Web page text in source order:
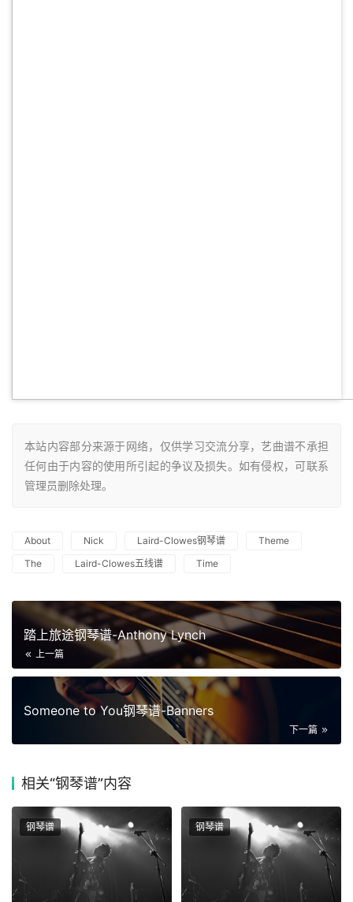
本站内容部分来源于网络，仅供学习交流分享，艺曲谱不承担
任何由于内容的使用所引起的争议及损失。如有侵权，可联系
管理员删除处理。
About Nick Laird-Clowes钢琴谱
Theme
The
Laird-Clowes五线谱 Time
踏上旅途钢琴谱-Anthony Lynch
上一篇
Someone to You钢琴谱-Banners
下一篇
相关“钢琴谱”内容
钢琴谱 钢琴谱